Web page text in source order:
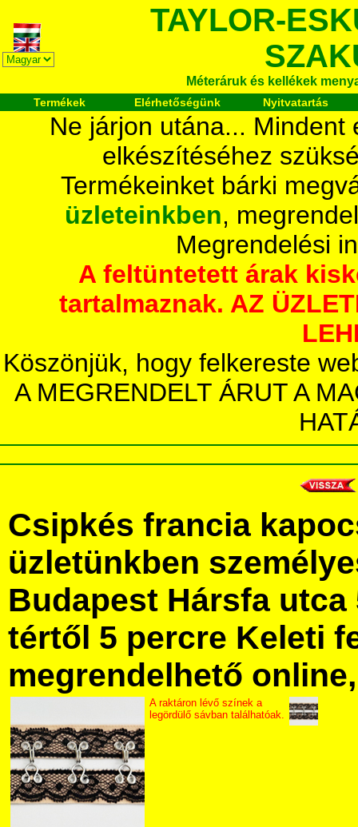
TAYLOR-
Méteráruk és kellékek
Termékek Elérhetőségünk Nyitvatartás
Ne járjon utána...
elkészítéséhez
Termékeinket bárki
üzleteinkben,
Megrendelési
A feltüntetett árak
tartalmaznak. AZ
Köszönjük, hogy felkereste
A MEGRENDELT ÁRUT A
Csipkés francia
üzletünkben
Budapest Hársfa utca
tértől 5 percre Keleti
megrendelhető
A raktáron lévő színek a
legördülő sávban találhatóak.